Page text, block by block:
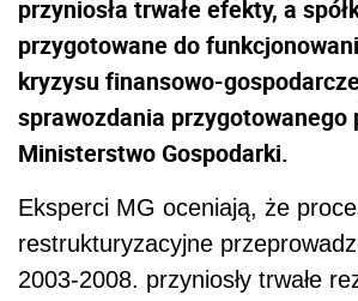
przyniosła trwałe efekty, a
przygotowane do
kryzysu finansowo-
sprawozdania przygotowanego
Ministerstwo Gospodarki.
Eksperci MG oceniają, że
restrukturyzacyjne
2003-2008. przyniosły trwałe